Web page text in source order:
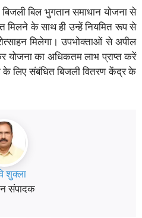
बिल भुगतान समाधान योजना से
मिलने के साथ ही उन्हें नियमित रूप से
मिलेगा। उपभोक्ताओं से अपील
योजना का अधिकतम लाभ प्राप्त करें
के लिए संबंधित बिजली वितरण केंद्र के
शुक्ला
संपादक